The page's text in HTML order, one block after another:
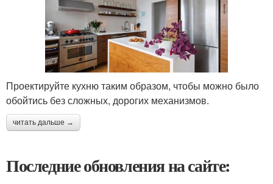
Проектируйте кухню таким образом, чтобы можно было
обойтись без сложных, дорогих механизмов.
читать дальше →
Последние обновления на сайте: